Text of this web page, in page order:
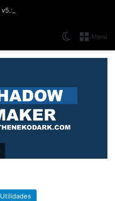
Menú
Switch skin
Utilidades